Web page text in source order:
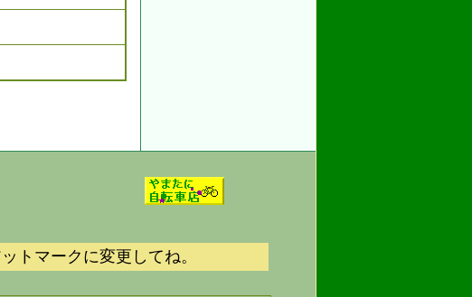
マークに変更してね。